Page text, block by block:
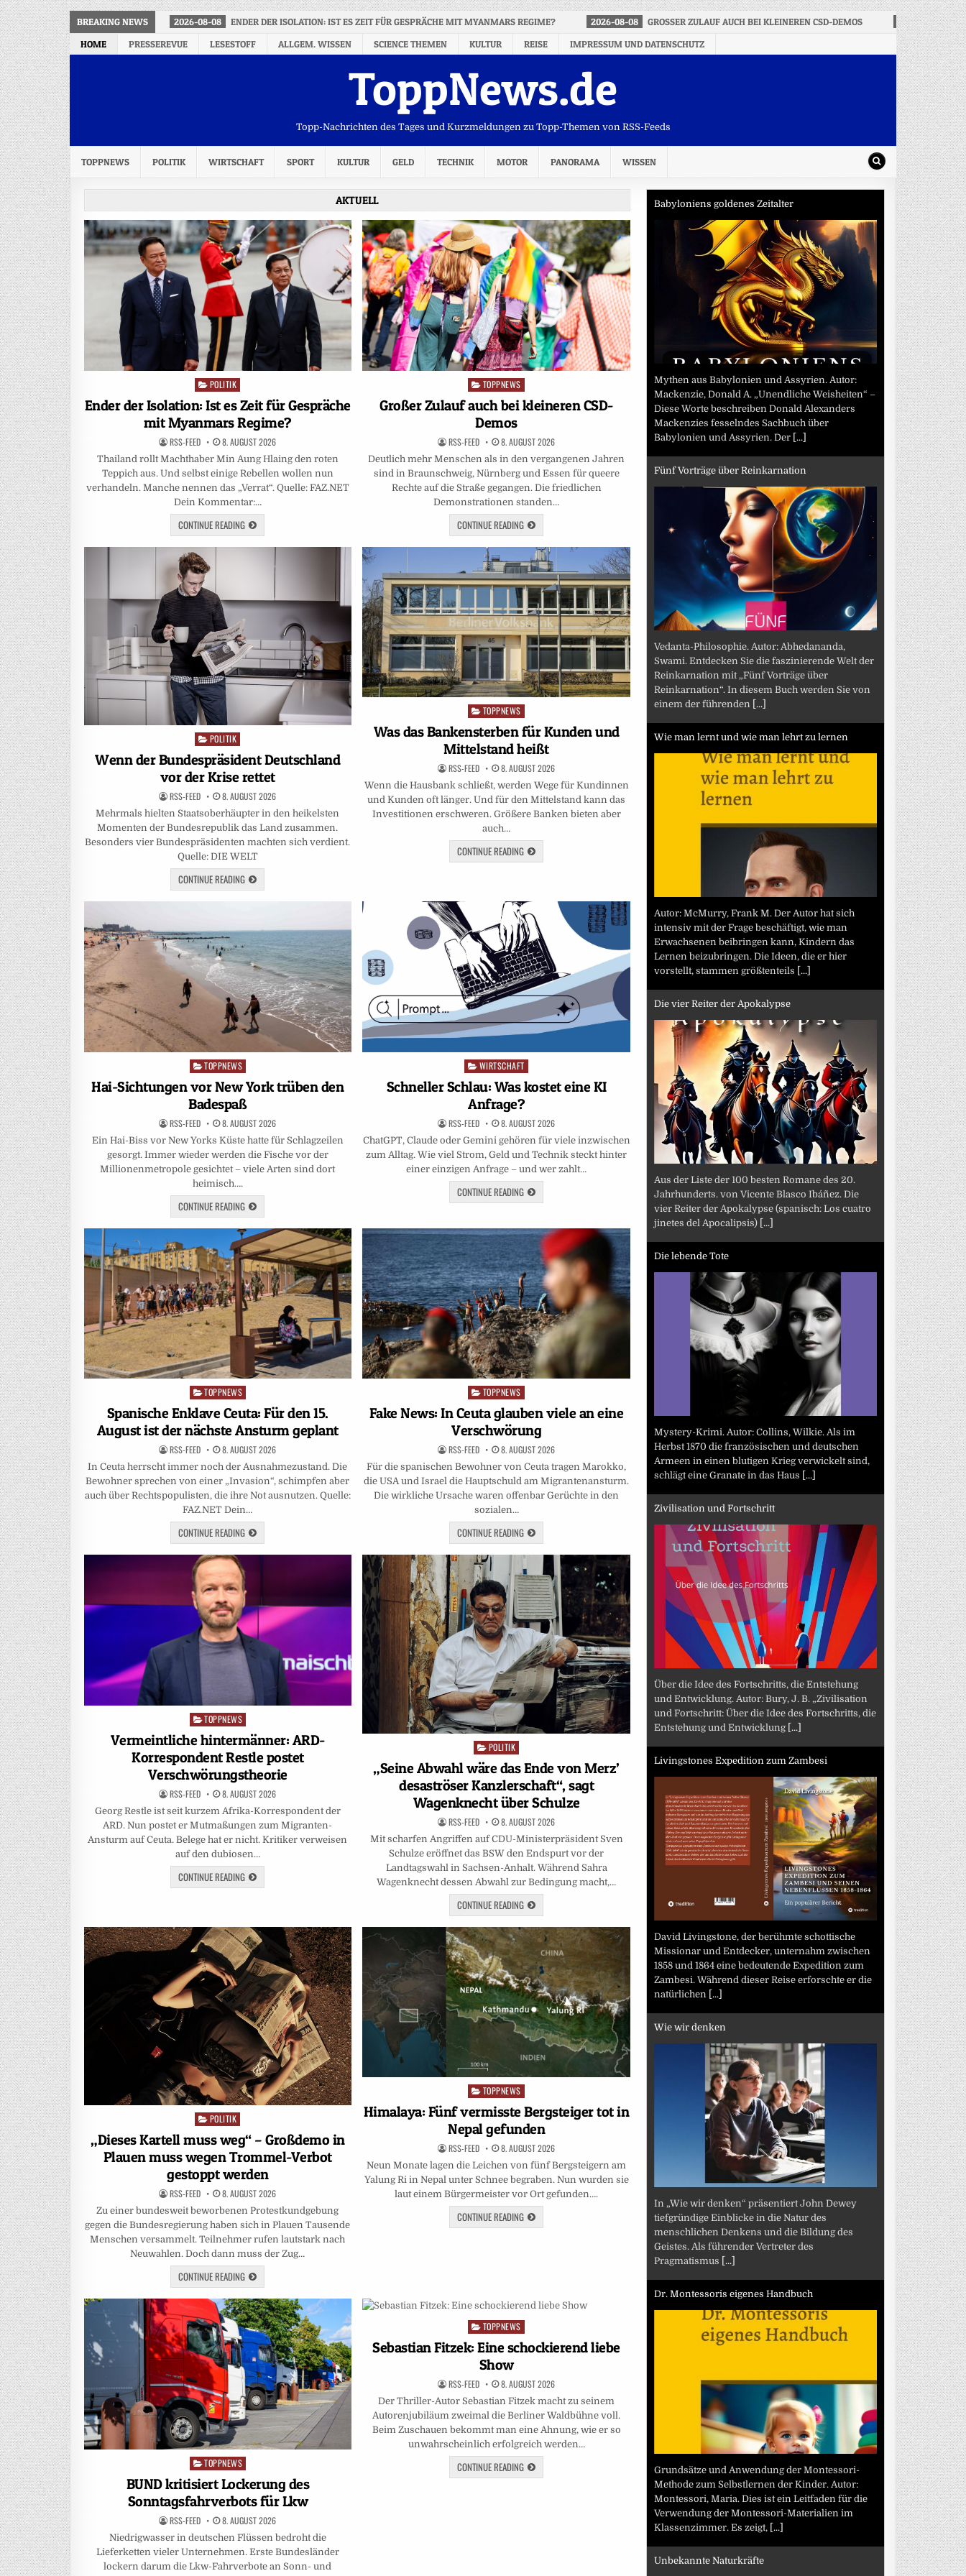
BREAKING NEWS 2026-08-08 ENDER DER ISOLATION: IST ES ZEIT FÜR GESPRÄCHE MIT MYANMARS REGIME? 2026-08-08 GROSSER ZULAUF AUCH BEI KLEINEREN CSD-DEMOS 2026-08-08
HOME
PRESSEREVUE LESESTOFF ALLGEM. WISSEN SCIENCE THEMEN KULTUR REISE IMPRESSUM UND DATENSCHUTZ
ToppNews.de
Topp-Nachrichten des Tages und Kurzmeldungen zu Topp-Themen von RSS-Feeds
TOPPNEWS POLITIK WIRTSCHAFT SPORT KULTUR GELD TECHNIK MOTOR PANORAMA WISSEN
AKTUELL
Posted
POLITIK
Ender der Isolation: Ist es Zeit für Gespräche
mit Myanmars Regime?
RSS-FEED 8. AUGUST 2026
Thailand rollt Machthaber Min Aung Hlaing den roten
Teppich aus. Und selbst einige Rebellen wollen nun
verhandeln. Manche nennen das „Verrat“. Quelle: FAZ.NET
Dein Kommentar:…
CONTINUE READING
Posted
TOPPNEWS
Großer Zulauf auch bei kleineren CSD-
Demos
RSS-FEED 8. AUGUST 2026
Deutlich mehr Menschen als in den vergangenen Jahren
sind in Braunschweig, Nürnberg und Essen für queere
Rechte auf die Straße gegangen. Die friedlichen
Demonstrationen standen…
CONTINUE READING
Posted
POLITIK
Wenn der Bundespräsident Deutschland
vor der Krise rettet
RSS-FEED 8. AUGUST 2026
Mehrmals hielten Staatsoberhäupter in den heikelsten
Momenten der Bundesrepublik das Land zusammen.
Besonders vier Bundespräsidenten machten sich verdient.
Quelle: DIE WELT
CONTINUE READING
Posted
TOPPNEWS
Was das Bankensterben für Kunden und
Mittelstand heißt
RSS-FEED 8. AUGUST 2026
Wenn die Hausbank schließt, werden Wege für Kundinnen
und Kunden oft länger. Und für den Mittelstand kann das
Investitionen erschweren. Größere Banken bieten aber
auch…
CONTINUE READING
Posted
TOPPNEWS
Hai-Sichtungen vor New York trüben den
Badespaß
RSS-FEED 8. AUGUST 2026
Ein Hai-Biss vor New Yorks Küste hatte für Schlagzeilen
gesorgt. Immer wieder werden die Fische vor der
Millionenmetropole gesichtet – viele Arten sind dort
heimisch….
CONTINUE READING
Posted
in
WIRTSCHAFT
Schneller Schlau: Was kostet eine KI
Anfrage?
RSS-FEED 8. AUGUST 2026
ChatGPT, Claude oder Gemini gehören für viele inzwischen
zum Alltag. Wie viel Strom, Geld und Technik steckt hinter
einer einzigen Anfrage – und wer zahlt…
CONTINUE READING
Posted
in
TOPPNEWS
Spanische Enklave Ceuta: Für den 15.
August ist der nächste Ansturm geplant
RSS-FEED 8. AUGUST 2026
In Ceuta herrscht immer noch der Ausnahmezustand. Die
Bewohner sprechen von einer „Invasion“, schimpfen aber
auch über Rechtspopulisten, die ihre Not ausnutzen. Quelle:
FAZ.NET Dein…
CONTINUE READING
Posted
TOPPNEWS
Fake News: In Ceuta glauben viele an eine
Verschwörung
RSS-FEED 8. AUGUST 2026
Für die spanischen Bewohner von Ceuta tragen Marokko,
die USA und Israel die Hauptschuld am Migrantenansturm.
Die wirkliche Ursache waren offenbar Gerüchte in den
sozialen…
CONTINUE READING
Posted
TOPPNEWS
Vermeintliche hintermänner: ARD-
Korrespondent Restle postet
Verschwörungstheorie
RSS-FEED 8. AUGUST 2026
Georg Restle ist seit kurzem Afrika-Korrespondent der
ARD. Nun postet er Mutmaßungen zum Migranten-
Ansturm auf Ceuta. Belege hat er nicht. Kritiker verweisen
auf den dubiosen…
CONTINUE READING
Posted
in
POLITIK
„Seine Abwahl wäre das Ende von Merz’
desaströser Kanzlerschaft“, sagt
Wagenknecht über Schulze
RSS-FEED 8. AUGUST 2026
Mit scharfen Angriffen auf CDU-Ministerpräsident Sven
Schulze eröffnet das BSW den Endspurt vor der
Landtagswahl in Sachsen-Anhalt. Während Sahra
Wagenknecht dessen Abwahl zur Bedingung macht,…
CONTINUE READING
Posted
POLITIK
„Dieses Kartell muss weg“ – Großdemo in
Plauen muss wegen Trommel-Verbot
gestoppt werden
RSS-FEED 8. AUGUST 2026
Zu einer bundesweit beworbenen Protestkundgebung
gegen die Bundesregierung haben sich in Plauen Tausende
Menschen versammelt. Teilnehmer rufen lautstark nach
Neuwahlen. Doch dann muss der Zug…
CONTINUE READING
Posted
TOPPNEWS
Himalaya: Fünf vermisste Bergsteiger tot in
Nepal gefunden
RSS-FEED 8. AUGUST 2026
Neun Monate lagen die Leichen von fünf Bergsteigern am
Yalung Ri in Nepal unter Schnee begraben. Nun wurden sie
laut einem Bürgermeister vor Ort gefunden….
CONTINUE READING
Posted
in
TOPPNEWS
BUND kritisiert Lockerung des
Sonntagsfahrverbots für Lkw
RSS-FEED 8. AUGUST 2026
Niedrigwasser in deutschen Flüssen bedroht die
Lieferketten vieler Unternehmen. Erste Bundesländer
lockern darum die Lkw-Fahrverbote an Sonn- und
Posted
TOPPNEWS
Sebastian Fitzek: Eine schockierend liebe
Show
RSS-FEED 8. AUGUST 2026
Der Thriller-Autor Sebastian Fitzek macht zu seinem
Autorenjubiläum zweimal die Berliner Waldbühne voll.
Beim Zuschauen bekommt man eine Ahnung, wie er so
unwahrscheinlich erfolgreich werden…
CONTINUE READING
Babyloniens goldenes Zeitalter
Mythen aus Babylonien und Assyrien. Autor:
Mackenzie, Donald A. „Unendliche Weisheiten“ –
Diese Worte beschreiben Donald Alexanders
Mackenzies fesselndes Sachbuch über
Babylonien und Assyrien. Der [...]
Fünf Vorträge über Reinkarnation
Vedanta-Philosophie. Autor: Abhedananda,
Swami. Entdecken Sie die faszinierende Welt der
Reinkarnation mit „Fünf Vorträge über
Reinkarnation“. In diesem Buch werden Sie von
einem der führenden [...]
Wie man lernt und wie man lehrt zu lernen
Autor: McMurry, Frank M. Der Autor hat sich
intensiv mit der Frage beschäftigt, wie man
Erwachsenen beibringen kann, Kindern das
Lernen beizubringen. Die Ideen, die er hier
vorstellt, stammen größtenteils [...]
Die vier Reiter der Apokalypse
Aus der Liste der 100 besten Romane des 20.
Jahrhunderts. von Vicente Blasco Ibáñez. Die
vier Reiter der Apokalypse (spanisch: Los cuatro
jinetes del Apocalipsis) [...]
Die lebende Tote
Mystery-Krimi. Autor: Collins, Wilkie. Als im
Herbst 1870 die französischen und deutschen
Armeen in einen blutigen Krieg verwickelt sind,
schlägt eine Granate in das Haus [...]
Zivilisation und Fortschritt
Über die Idee des Fortschritts, die Entstehung
und Entwicklung. Autor: Bury, J. B. „Zivilisation
und Fortschritt: Über die Idee des Fortschritts, die
Entstehung und Entwicklung [...]
Livingstones Expedition zum Zambesi
David Livingstone, der berühmte schottische
Missionar und Entdecker, unternahm zwischen
1858 und 1864 eine bedeutende Expedition zum
Zambesi. Während dieser Reise erforschte er die
natürlichen [...]
Wie wir denken
In „Wie wir denken“ präsentiert John Dewey
tiefgründige Einblicke in die Natur des
menschlichen Denkens und die Bildung des
Geistes. Als führender Vertreter des
Pragmatismus [...]
Dr. Montessoris eigenes Handbuch
Grundsätze und Anwendung der Montessori-
Methode zum Selbstlernen der Kinder. Autor:
Montessori, Maria. Dies ist ein Leitfaden für die
Verwendung der Montessori-Materialien im
Klassenzimmer. Es zeigt, [...]
Unbekannte Naturkräfte